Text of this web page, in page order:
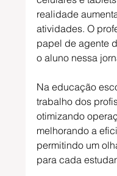
realidade
atividades. O
papel de agente
o aluno nessa
Na educação
trabalho dos
otimizando
melhorando a
permitindo um
para cada